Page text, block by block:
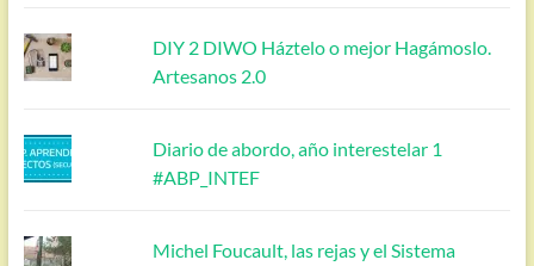
DIY 2 DIWO Háztelo o mejor Hagámoslo.
Artesanos 2.0
Diario de abordo, año interestelar 1
#ABP_INTEF
Michel Foucault, las rejas y el Sistema